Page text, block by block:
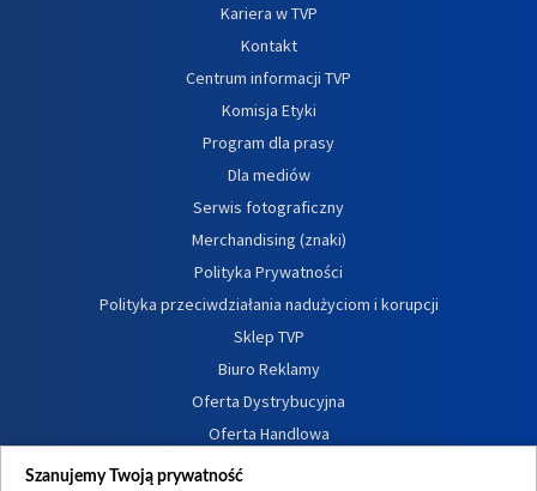
Kariera w TVP
Kontakt
Centrum informacji TVP
Komisja Etyki
Program dla prasy
Dla mediów
Serwis fotograficzny
Merchandising (znaki)
Polityka Prywatności
Polityka przeciwdziałania nadużyciom i korupcji
Sklep TVP
Biuro Reklamy
Oferta Dystrybucyjna
Oferta Handlowa
Dostępność
Szanujemy Twoją prywatność